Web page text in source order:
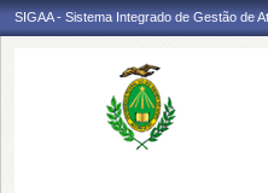
SIGAA - Sistema Integrado de Gestão de